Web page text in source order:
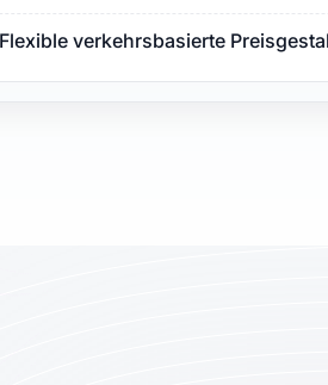
Flexible verkehrsbasierte